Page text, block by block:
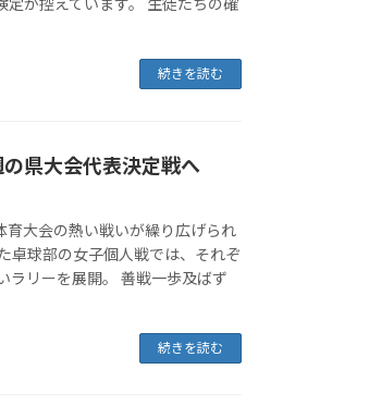
続きを読む
の県大会代表決定戦へ
大会の熱い戦いが繰り広げられ
卓球部の女子個人戦では、それぞ
ラリーを展開。 善戦一歩及ばず
続きを読む